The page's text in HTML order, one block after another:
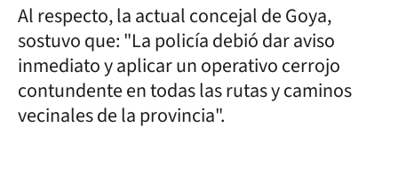
Al respecto, la actual concejal de Goya,
sostuvo que: "La policía debió dar aviso
inmediato y aplicar un operativo cerrojo
contundente en todas las rutas y caminos
vecinales de la provincia".